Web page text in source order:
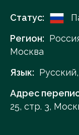
Статус:
Регион:
Москва
Язык:
Адрес
25, стр. 3,